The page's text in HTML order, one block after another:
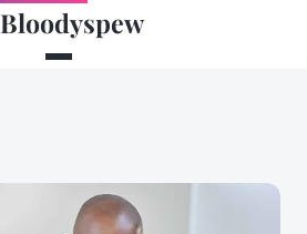
Bloodyspew